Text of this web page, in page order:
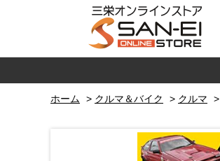
ホーム > クルマ＆バイク > クルマ >